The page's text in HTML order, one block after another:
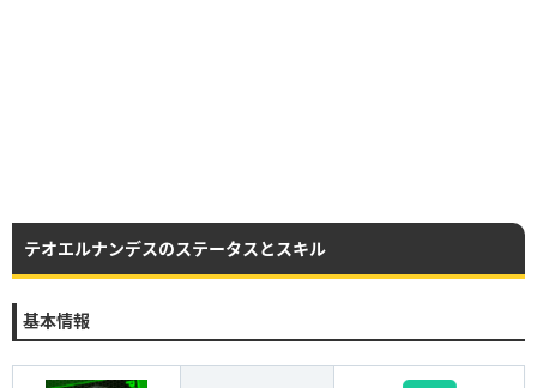
テオエルナンデスのステータスとスキル
基本情報